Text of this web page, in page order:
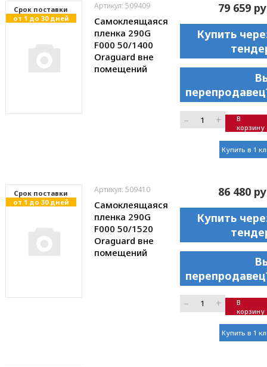
Cрок поставки
от 1 до 30 дней
Артикул: 509409
Самоклеящаяся
пленка 290G
F000 50/1400
Oraguard вне
помещений
79 659
Купить
– +
В
корзину
Купить в 1
Cрок поставки
от 1 до 30 дней
Артикул: 509410
Самоклеящаяся
пленка 290G
F000 50/1520
Oraguard вне
помещений
86 480
Купить
– +
В
корзину
Купить в 1